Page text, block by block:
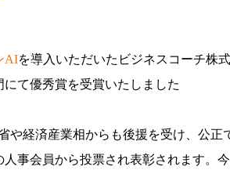
AIを導入いただいたビジネスコーチ株
て優秀賞を受賞いたしました
や経済産業相からも後援を受け、公
事会員から投票され表彰されます。